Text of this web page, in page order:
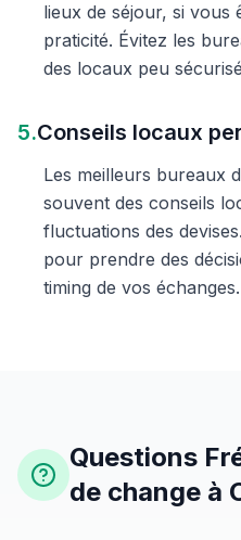
lieux de séjour, si vous
praticité. Évitez les
des locaux peu
5.Conseils locaux
Les meilleurs bureaux
souvent des conseils
fluctuations des
pour prendre des
timing de vos échanges.
Questions
de change à